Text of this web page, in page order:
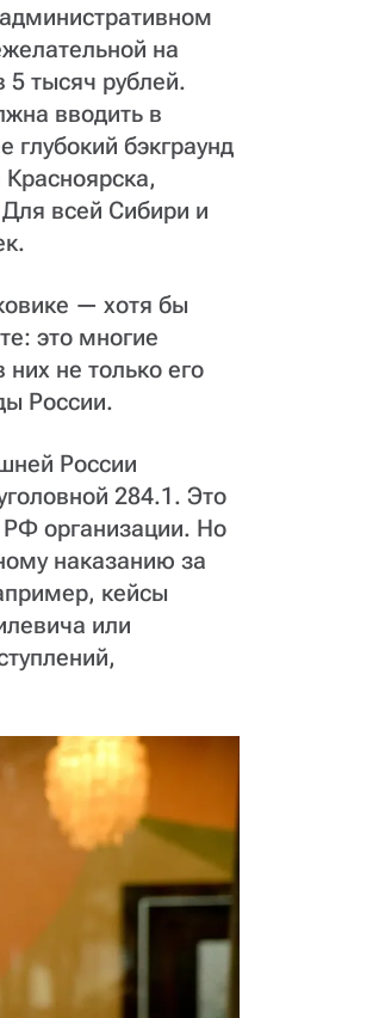
на
тысяч рублей.
вводить в
глубокий бэкграунд
всей Сибири и
— хотя бы
это многие
не только его
России.
России
284.1. Это
РФ организации. Но
наказанию за
кейсы
или